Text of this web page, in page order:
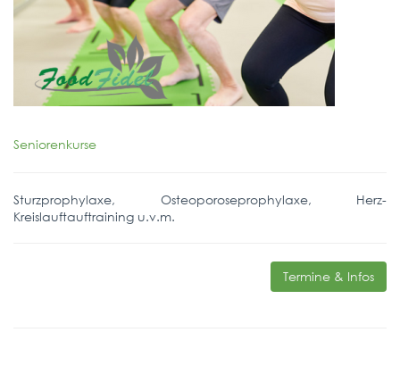
Seniorenkurse
Sturzprophylaxe, Osteoporoseprophylaxe, Herz-
Kreislauftauftraining u.v.m.
Termine & Infos